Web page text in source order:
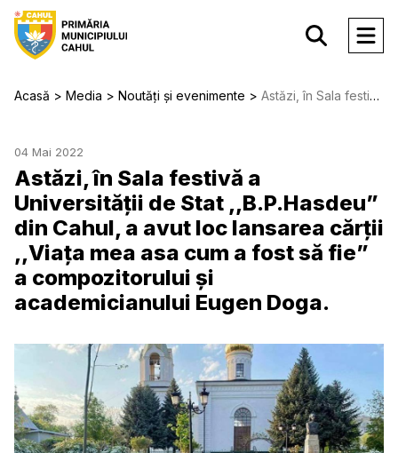
Acasă Media Noutăți și evenimente Astăzi, în Sala festivă a Universității de Stat ,,B.P.Hasdeu” din Cahul, a avut loc lansarea cărții ,,Viața mea asa cum a fost să fie” a compozitorului și academicianului Eugen Doga.
04 Mai 2022
Astăzi, în Sala festivă a
Universității de Stat ,,B.P.Hasdeu”
din Cahul, a avut loc lansarea cărții
,,Viața mea asa cum a fost să fie”
a compozitorului și
academicianului Eugen Doga.